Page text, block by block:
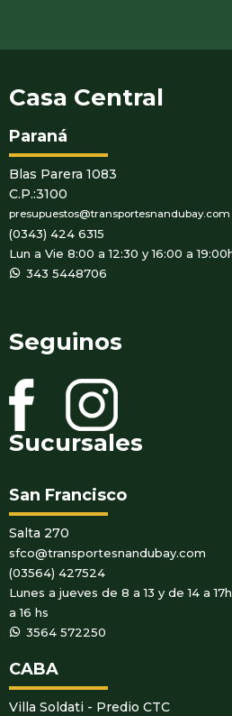
Casa Central
Paraná
Blas Parera 1083
C.P.:3100
presupuestos@transportesnandubay.com
(0343) 424 6315
Lun a Vie 8:00 a 12:30 y 16:00 a
WhatsApp
343 5448706
Seguinos
Sucursales
San Francisco
Salta 270
sfco@transportesnandubay.com
(03564) 427524
Lunes a jueves de 8 a 13 y de 14 a
a 16 hs
WhatsApp
3564 572250
CABA
Villa Soldati - Predio CTC